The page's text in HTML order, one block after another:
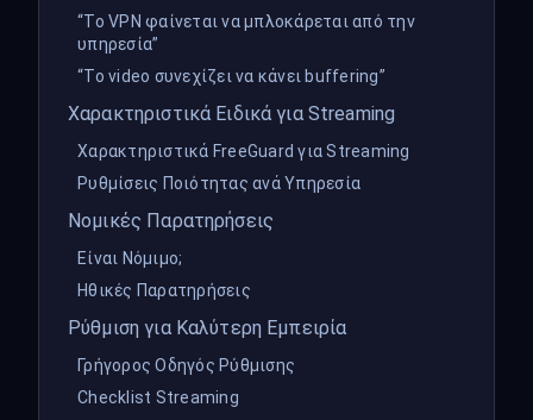
“Το VPN φαίνεται να μπλοκάρεται από την
υπηρεσία”
“Το video συνεχίζει να κάνει buffering”
Χαρακτηριστικά Ειδικά για Streaming
Χαρακτηριστικά FreeGuard για Streaming
Ρυθμίσεις Ποιότητας ανά Υπηρεσία
Νομικές Παρατηρήσεις
Είναι Νόμιμο;
Ηθικές Παρατηρήσεις
Ρύθμιση για Καλύτερη Εμπειρία
Γρήγορος Οδηγός Ρύθμισης
Checklist Streaming